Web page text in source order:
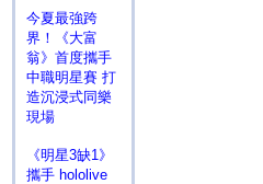
今夏最強跨
界！《大富
翁》首度攜手
中職明星賽 打
造沉浸式同樂
現場
《明星3缺1》
攜手 hololive